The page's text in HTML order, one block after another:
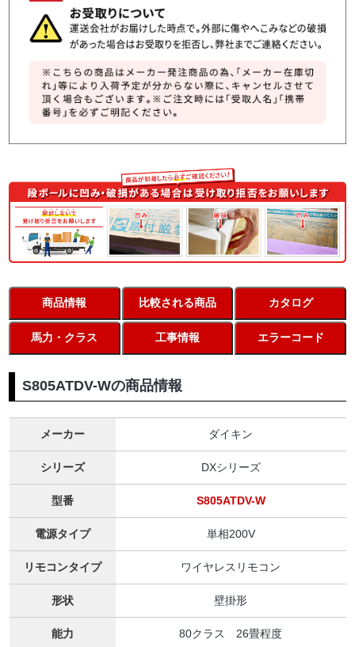
商品情報 比較される商品 カタログ
馬力・クラス 工事情報 エラーコード
S805ATDV-Wの商品情報
メーカー ダイキン
シリーズ DXシリーズ
型番 S805ATDV-W
電源タイプ 単相200V
リモコンタイプ ワイヤレスリモコン
形状 壁掛形
能力 80クラス 26畳程度